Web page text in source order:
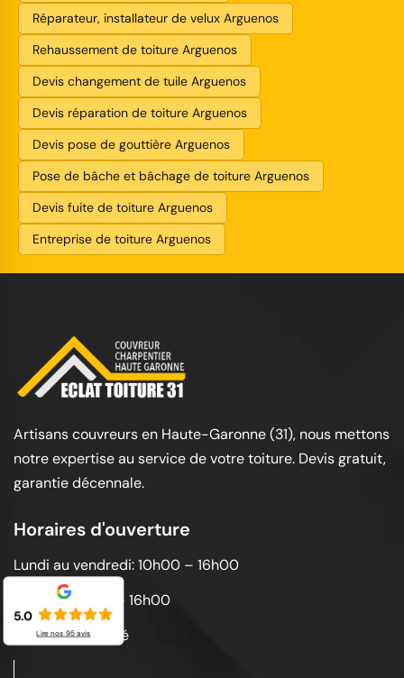
Réparateur, installateur de velux Arguenos
Rehaussement de toiture Arguenos
Devis changement de tuile Arguenos
Devis réparation de toiture Arguenos
Devis pose de gouttière Arguenos
Pose de bâche et bâchage de toiture Arguenos
Devis fuite de toiture Arguenos
Entreprise de toiture Arguenos
Artisans couvreurs en Haute-Garonne (31), nous mettons
notre expertise au service de votre toiture. Devis gratuit,
garantie décennale.
Horaires d'ouverture
Lundi au vendredi: 10h00 – 16h00
Samedi: 10h00 – 16h00
Dimanche: Fermé
5.0
Lire nos 95avis